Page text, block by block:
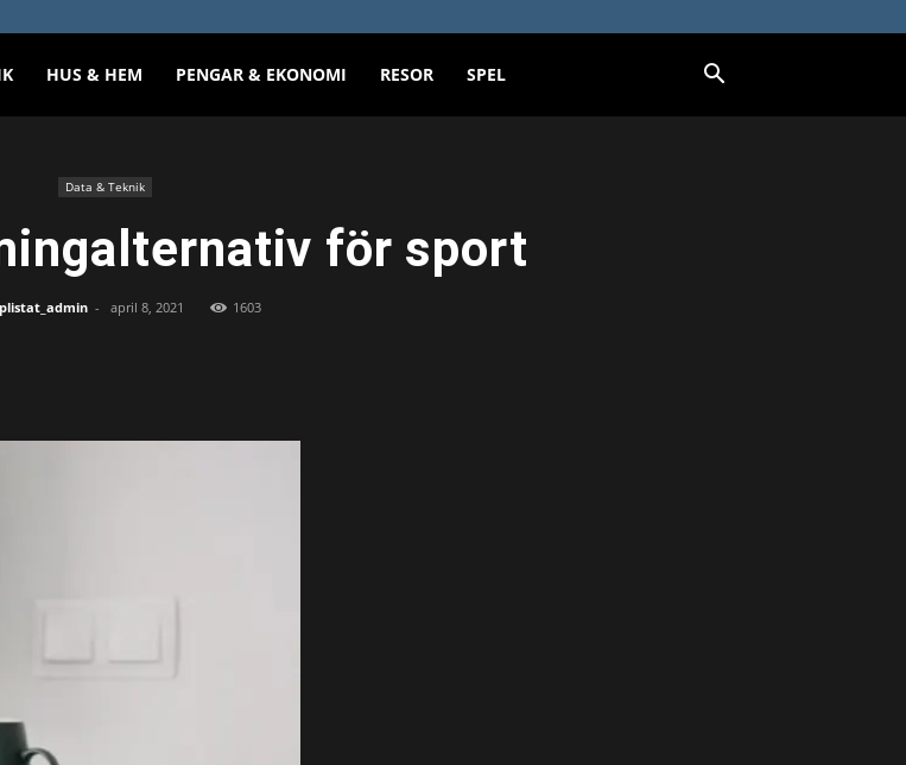
HUS & HEM PENGAR & EKONOMI RESOR SPEL
Data & Teknik
för sport
- april 8, 2021 1603